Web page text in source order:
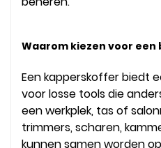
Waarom kiezen voor
Een kapperskoffer biedt
voor losse tools die
een werkplek, tas of
trimmers, scharen,
kunnen samen worden